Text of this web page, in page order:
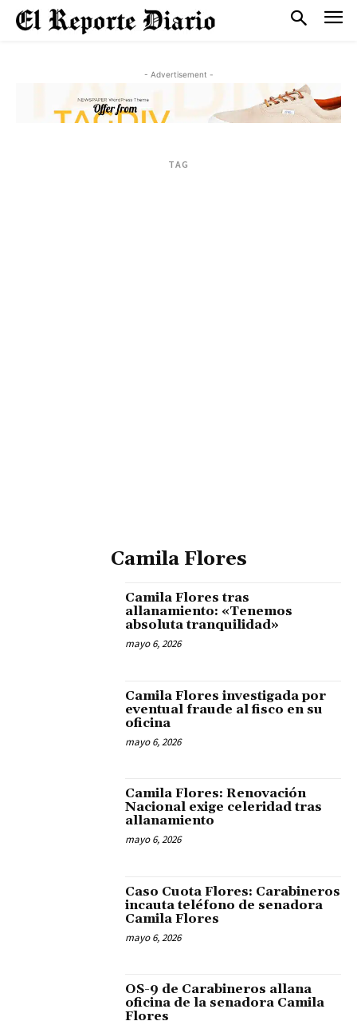
- Advertisement -
TAG
Camila Flores
Camila Flores tras
allanamiento: «Tenemos
absoluta tranquilidad»
mayo 6, 2026
Camila Flores investigada por
eventual fraude al fisco en su
oficina
mayo 6, 2026
Camila Flores: Renovación
Nacional exige celeridad tras
allanamiento
mayo 6, 2026
Caso Cuota Flores: Carabineros
incauta teléfono de senadora
Camila Flores
mayo 6, 2026
OS-9 de Carabineros allana
oficina de la senadora Camila
Flores